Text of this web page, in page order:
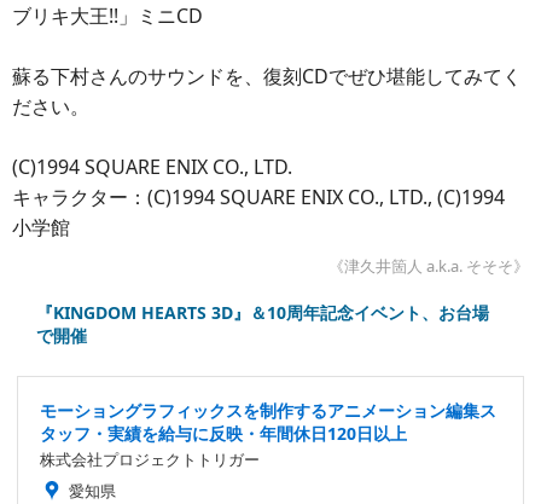
ブリキ大王!!」ミニCD
蘇る下村さんのサウンドを、復刻CDでぜひ堪能してみてく
ださい。
(C)1994 SQUARE ENIX CO., LTD.
キャラクター：(C)1994 SQUARE ENIX CO., LTD., (C)1994
小学館
《津久井箇人 a.k.a. そそそ》
『KINGDOM HEARTS 3D』＆10周年記念イベント、お台場
で開催
モーショングラフィックスを制作するアニメーション編集ス
タッフ・実績を給与に反映・年間休日120日以上
株式会社プロジェクトトリガー
愛知県